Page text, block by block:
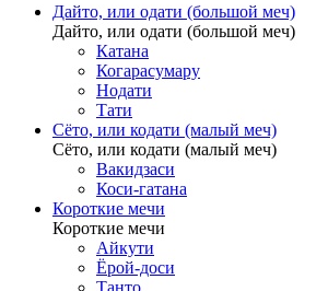
Дайто, или одати (большой меч)
Дайто, или одати (большой меч)
Катана
Когарасумару
Нодати
Тати
Сёто, или кодати (малый меч)
Сёто, или кодати (малый меч)
Вакидзаси
Коси-гатана
Короткие мечи
Короткие мечи
Айкути
Ёрой-доси
Танто